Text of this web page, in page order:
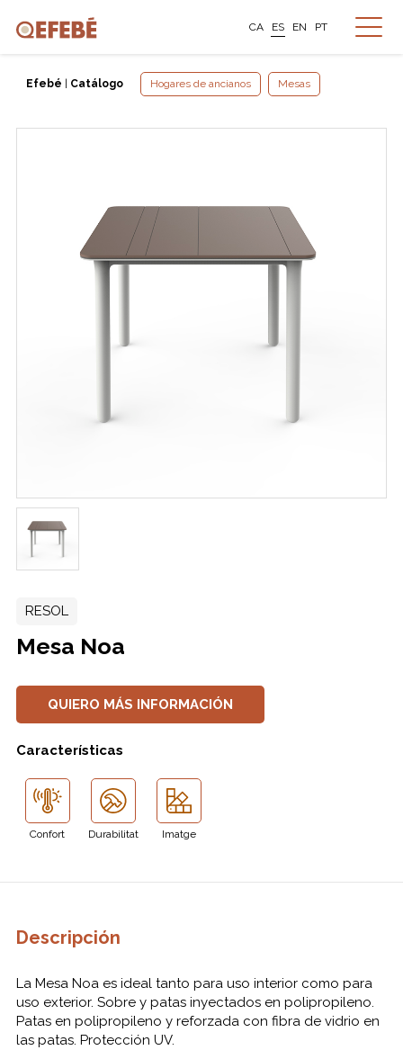
CA ES EN PT
Efebé Catálogo Hogares de ancianos Mesas
RESOL
Mesa Noa
QUIERO MÁS INFORMACIÓN
Características
Confort Durabilitat Imatge
Descripción
La Mesa Noa es ideal tanto para uso interior como para
uso exterior. Sobre y patas inyectados en polipropileno.
Patas en polipropileno y reforzada con fibra de vidrio en
las patas. Protección UV.